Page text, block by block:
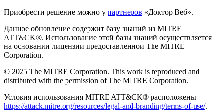
Приобрести решение можно у партнеров «Доктор Веб».
Данное обновление содержит базу знаний из MITRE
ATT&CK®. Использование этой базы знаний осуществляется
на основании лицензии предоставленной The MITRE
Corporation.
© 2025 The MITRE Corporation. This work is reproduced and
distributed with the permission of The MITRE Corporation.
Условия использования MITRE ATT&CK® расположены:
https://attack.mitre.org/resources/legal-and-branding/terms-of-use/.